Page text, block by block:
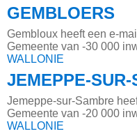
GEMBLOERS
Gembloux heeft een e-
Gemeente van -30 000
WALLONIE
JEMEPPE-SUR-
Jemeppe-sur-Sambre
Gemeente van -20 000
WALLONIE